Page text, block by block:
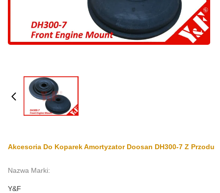
Akcesoria Do Koparek Amortyzator Doosan DH300-7 Z Przodu
Nazwa Marki:
Y&F